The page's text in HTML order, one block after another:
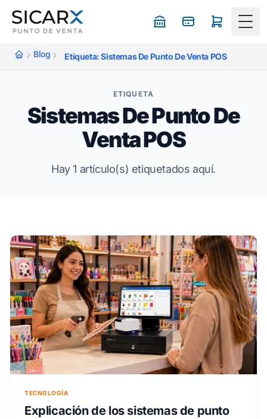
Blog Etiqueta: Sistemas De Punto De Venta POS
ETIQUETA
Sistemas De Punto De
Venta POS
Hay 1 artículo(s) etiquetados aquí.
TECNOLOGÍA
Explicación de los sistemas de punto